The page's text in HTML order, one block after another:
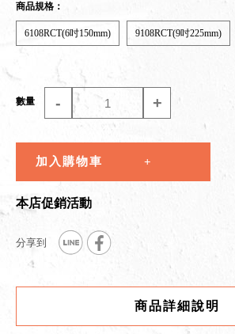
商品規格：
6108RCT(6吋150mm) 9108RCT(9吋225mm)
數量 - +
加入購物車
本店促銷活動
商品詳細說明